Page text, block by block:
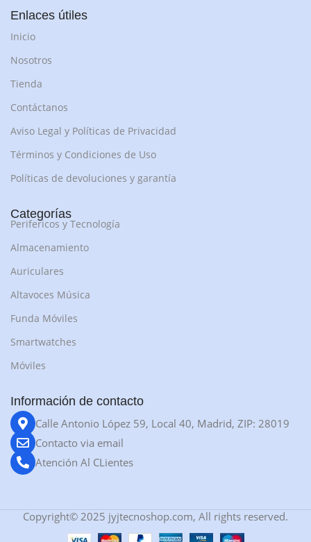
Enlaces útiles
Inicio
Nosotros
Tienda
Contáctanos
Aviso Legal y Políticas de Privacidad
Términos y Condiciones de Uso
Políticas de devoluciones y garantía
Categorías
Perifericos y Tecnología
Almacenamiento
Auriculares
Altavoces Música
Funda Móviles
Smartwatches
Móviles
Información de contacto
Calle Antonio López 59, Local 40, Madrid, ZIP: 28019
Contacto via email
Atención Al CLientes
Copyright© 2025 jyjtecnoshop.com, All rights reserved.